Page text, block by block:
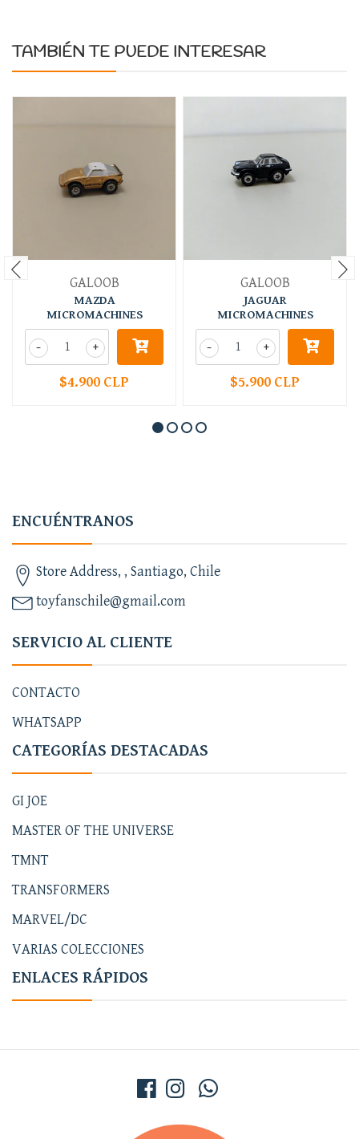
TAMBIÉN TE PUEDE INTERESAR
GALOOB
MAZDA
MICROMACHINES
+
-
$4.900 CLP
GALOOB
JAGUAR
MICROMACHINES
+
-
$5.900 CLP
ENCUÉNTRANOS
Store Address, , Santiago, Chile
toyfanschile@gmail.com
SERVICIO AL CLIENTE
CONTACTO
WHATSAPP
CATEGORÍAS DESTACADAS
GI JOE
MASTER OF THE UNIVERSE
TMNT
TRANSFORMERS
MARVEL/DC
VARIAS COLECCIONES
ENLACES RÁPIDOS